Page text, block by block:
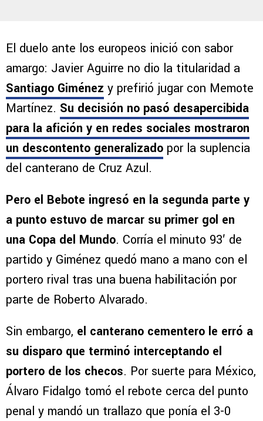
El duelo ante los europeos inició con sabor
amargo: Javier Aguirre no dio la titularidad a
Santiago Giménez y prefirió jugar con Memote
Martínez. Su decisión no pasó desapercibida
para la afición y en redes sociales mostraron
un descontento generalizado por la suplencia
del canterano de Cruz Azul.
Pero el Bebote ingresó en la segunda parte y
a punto estuvo de marcar su primer gol en
una Copa del Mundo. Corría el minuto 93′ de
partido y Giménez quedó mano a mano con el
portero rival tras una buena habilitación por
parte de Roberto Alvarado.
Sin embargo, el canterano cementero le erró a
su disparo que terminó interceptando el
portero de los checos. Por suerte para México,
Álvaro Fidalgo tomó el rebote cerca del punto
penal y mandó un trallazo que ponía el 3-0